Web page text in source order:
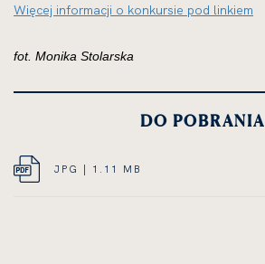
Więcej informacji o konkursie pod linkiem
fot. Monika Stolarska
DO POBRANIA
JPG | 1.11 MB